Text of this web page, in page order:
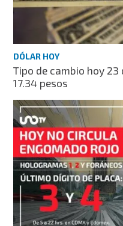
DÓLAR HOY
Tipo de cambio hoy
17.34 pesos